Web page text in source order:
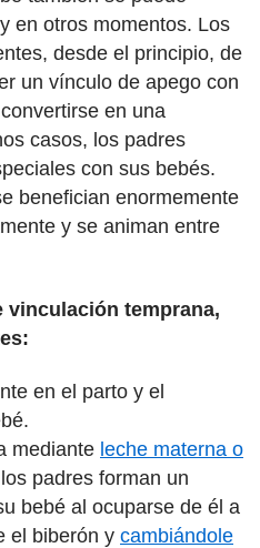
en otros momentos. Los
desde el principio, de
un vínculo de apego con
en una
casos, los padres
con sus bebés.
benefician enormemente
y se animan entre
vinculación temprana,
en el parto y el
mediante leche materna o
padres forman un
bebé al ocuparse de él a
el biberón y cambiándole